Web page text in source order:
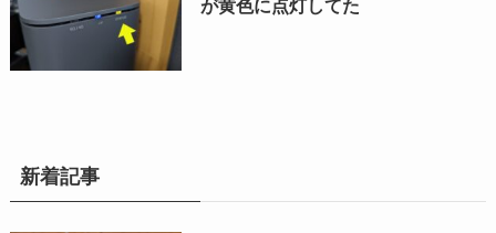
が黄色に点灯してた
新着記事